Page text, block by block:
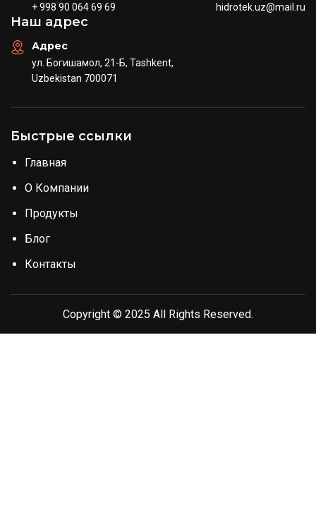
+ 998 90 064 69 69 hidrotek.uz@mail.ru
Наш адрес
Адрес
ул. Богишамол, 21-Б, Tashkent,
Uzbekistan 700071
Быстрые ссылки
Главная
О Компании
Продукты
Блог
Контакты
Copyright © 2025 All Rights Reserved.